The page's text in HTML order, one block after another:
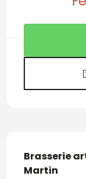
Brasserie
Martin